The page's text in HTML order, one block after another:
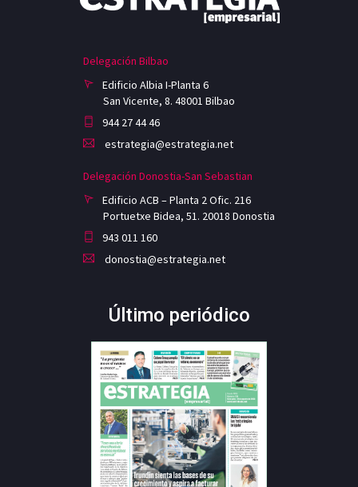
Delegación Bilbao
Edificio Albia I-Planta 6
San Vicente, 8. 48001 Bilbao
944 27 44 46
estrategia@estrategia.net
Delegación Donostia-San Sebastian
Edificio ACB – Planta 2 Ofic. 216
Portuetxe Bidea, 51. 20018 Donostia
943 011 160
donostia@estrategia.net
Último periódico